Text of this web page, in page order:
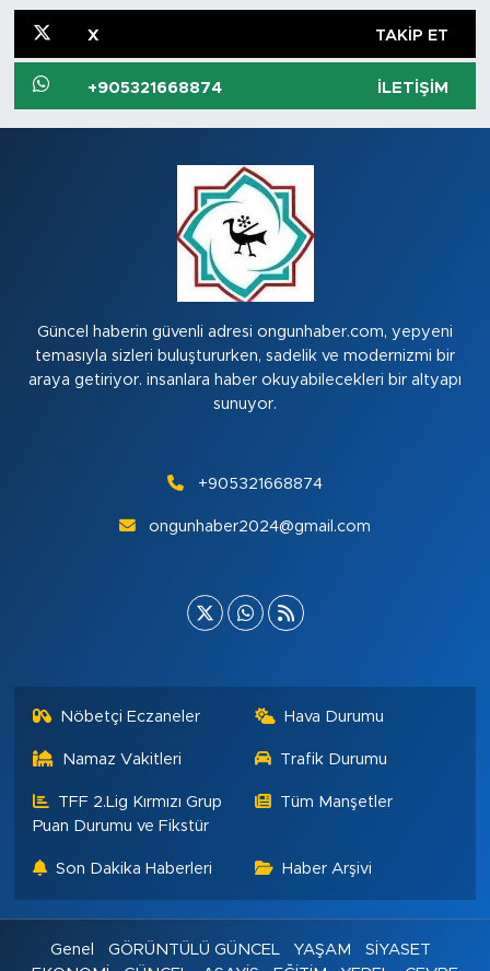
X TAKIP ET
+905321668874 İLETIŞIM
Güncel haberin güvenli adresi ongunhaber.com, yepyeni
temasıyla sizleri buluştururken, sadelik ve modernizmi bir
araya getiriyor. insanlara haber okuyabilecekleri bir altyapı
sunuyor.
+905321668874
ongunhaber2024@gmail.com
Nöbetçi Eczaneler Hava Durumu
Namaz Vakitleri Trafik Durumu
TFF 2.Lig Kırmızı Grup
Puan Durumu ve Fikstür
Tüm Manşetler
Son Dakika Haberleri Haber Arşivi
Genel GÖRÜNTÜLÜ GÜNCEL YAŞAM
SİYASET